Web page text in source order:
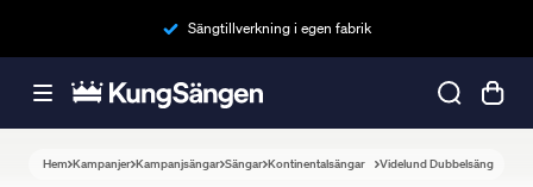
Sängtillverkning i egen fabrik
Hem Kampanjer Kampanjsängar Sängar Kontinentalsängar Videlund Dubbelsäng